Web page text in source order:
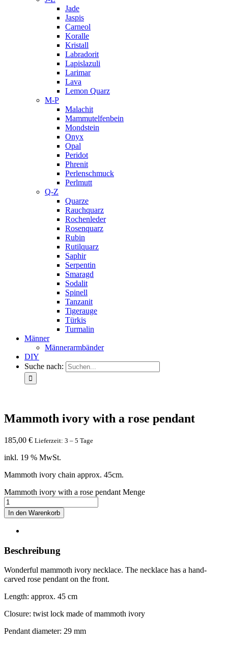
Jade
Jaspis
Carneol
Koralle
Kristall
Labradorit
Lapislazuli
Larimar
Lava
Lemon Quarz
M-P
Malachit
Mammutelfenbein
Mondstein
Onyx
Opal
Peridot
Phrenit
Perlenschmuck
Perlmutt
Q-Z
Quarze
Rauchquarz
Rochenleder
Rosenquarz
Rubin
Rutilquarz
Saphir
Serpentin
Smaragd
Sodalit
Spinell
Tanzanit
Tigerauge
Türkis
Turmalin
Männer
Männerarmbänder
DIY
Suche nach:
Mammoth ivory with a rose pendant
185,00 € Lieferzeit: 3 – 5 Tage
inkl. 19 % MwSt.
Mammoth ivory chain approx. 45cm.
Mammoth ivory with a rose pendant Menge
In den Warenkorb
Beschreibung
Wonderful mammoth ivory necklace. The necklace has a hand-
carved rose pendant on the front.
Length: approx. 45 cm
Closure: twist lock made of mammoth ivory
Pendant diameter: 29 mm